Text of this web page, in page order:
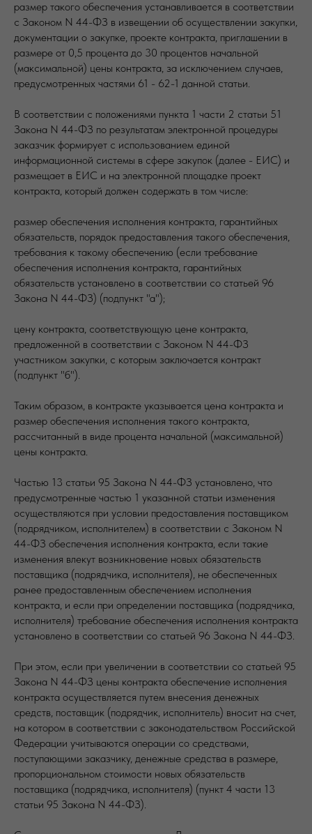
размер такого обеспечения устанавливается в соответствии
с Законом N 44-ФЗ в извещении об осуществлении закупки,
документации о закупке, проекте контракта, приглашении в
размере от 0,5 процента до 30 процентов начальной
(максимальной) цены контракта, за исключением случаев,
предусмотренных частями 61 - 62-1 данной статьи.
В соответствии с положениями пункта 1 части 2 статьи 51
Закона N 44-ФЗ по результатам электронной процедуры
заказчик формирует с использованием единой
информационной системы в сфере закупок (далее - ЕИС) и
размещает в ЕИС и на электронной площадке проект
контракта, который должен содержать в том числе:
размер обеспечения исполнения контракта, гарантийных
обязательств, порядок предоставления такого обеспечения,
требования к такому обеспечению (если требование
обеспечения исполнения контракта, гарантийных
обязательств установлено в соответствии со статьей 96
Закона N 44-ФЗ) (подпункт "а");
цену контракта, соответствующую цене контракта,
предложенной в соответствии с Законом N 44-ФЗ
участником закупки, с которым заключается контракт
(подпункт "б").
Таким образом, в контракте указывается цена контракта и
размер обеспечения исполнения такого контракта,
рассчитанный в виде процента начальной (максимальной)
цены контракта.
Частью 13 статьи 95 Закона N 44-ФЗ установлено, что
предусмотренные частью 1 указанной статьи изменения
осуществляются при условии предоставления поставщиком
(подрядчиком, исполнителем) в соответствии с Законом N
44-ФЗ обеспечения исполнения контракта, если такие
изменения влекут возникновение новых обязательств
поставщика (подрядчика, исполнителя), не обеспеченных
ранее предоставленным обеспечением исполнения
контракта, и если при определении поставщика (подрядчика,
исполнителя) требование обеспечения исполнения контракта
установлено в соответствии со статьей 96 Закона N 44-ФЗ.
При этом, если при увеличении в соответствии со статьей 95
Закона N 44-ФЗ цены контракта обеспечение исполнения
контракта осуществляется путем внесения денежных
средств, поставщик (подрядчик, исполнитель) вносит на счет,
на котором в соответствии с законодательством Российской
Федерации учитываются операции со средствами,
поступающими заказчику, денежные средства в размере,
пропорциональном стоимости новых обязательств
поставщика (подрядчика, исполнителя) (пункт 4 части 13
статьи 95 Закона N 44-ФЗ).